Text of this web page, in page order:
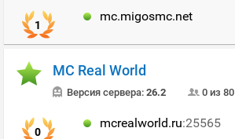
1
mc.migosmc.net
MC Real World
Версия сервера: 26.2 0 из 80
0
mcrealworld.ru:25565